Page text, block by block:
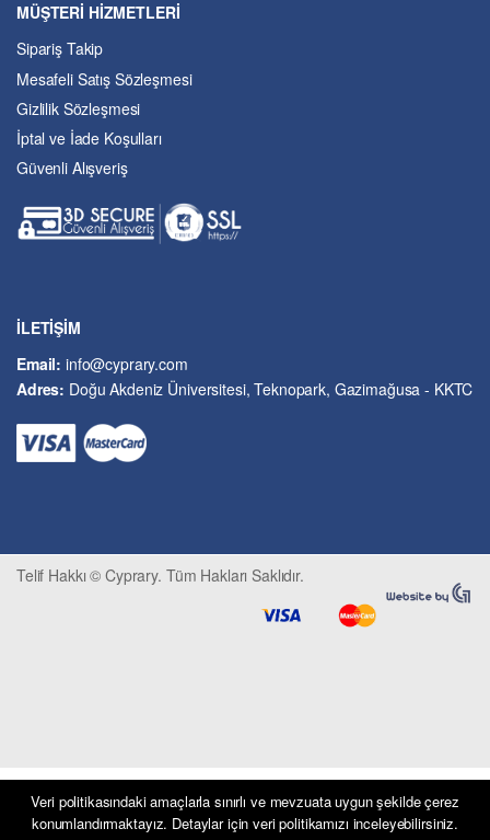
Dil ve Edebiyat
Eğitim
Ekonomi ve Finans
Enerji
Felsefe
Fen Bilimleri
Güzel Sanatlar
İşletme ve Yönetim
Kriminoloji ve Güvenlik
Kütüphane-Arşiv-Müze
Matematik ve İstatistik
Psikoloji-Psikiyatri
Sivil Savunma ve Afet Yönetimi
Tıp ve Sağlık
Ulaşım ve Haberleşme
MÜŞTERİ HİZMETLERİ
Sipariş Takip
Mesafeli Satış Sözleşmesi
Gizlilik Sözleşmesi
İptal ve İade Koşulları
Güvenli Alışveriş
İLETİŞİM
Email:info@cyprary.com
Adres: Doğu Akdeniz Üniversitesi, Teknopark, Gazimağusa - KKTC
Telif Hakkı © Cyprary. Tüm Hakları Saklıdır.
Veri politikasındaki amaçlarla sınırlı ve mevzuata uygun şekilde çerez
konumlandırmaktayız. Detaylar için veri politikamızı inceleyebilirsiniz.